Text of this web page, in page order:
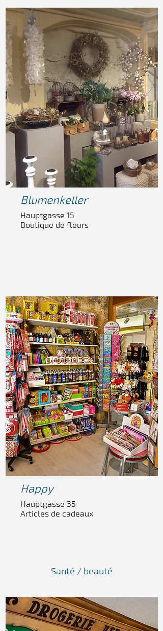
Blumenkeller
Hauptgasse 15
Boutique de fleurs
Happy
Hauptgasse 35
Articles de cadeaux
Santé / beauté